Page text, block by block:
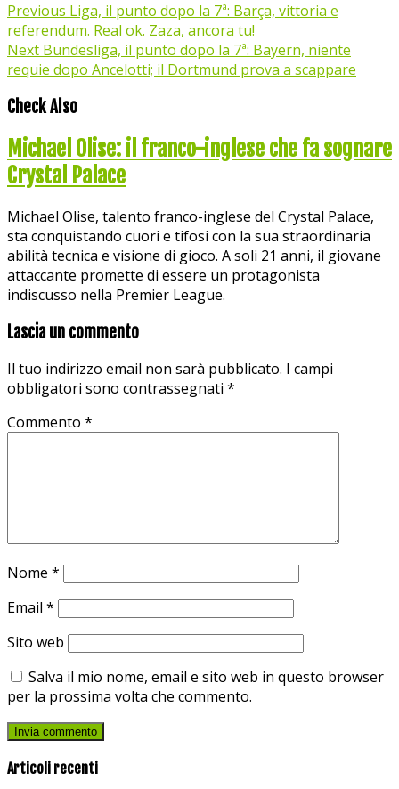
Previous Liga, il punto dopo la 7ª: Barça, vittoria e
referendum. Real ok. Zaza, ancora tu!
Next Bundesliga, il punto dopo la 7ª: Bayern, niente
requie dopo Ancelotti; il Dortmund prova a scappare
Check Also
Michael Olise: il franco-inglese che fa sognare
Crystal Palace
Michael Olise, talento franco-inglese del Crystal Palace,
sta conquistando cuori e tifosi con la sua straordinaria
abilità tecnica e visione di gioco. A soli 21 anni, il giovane
attaccante promette di essere un protagonista
indiscusso nella Premier League.
Lascia un commento
Il tuo indirizzo email non sarà pubblicato. I campi
obbligatori sono contrassegnati *
Commento *
Nome *
Email *
Sito web
Salva il mio nome, email e sito web in questo browser
per la prossima volta che commento.
Articoli recenti